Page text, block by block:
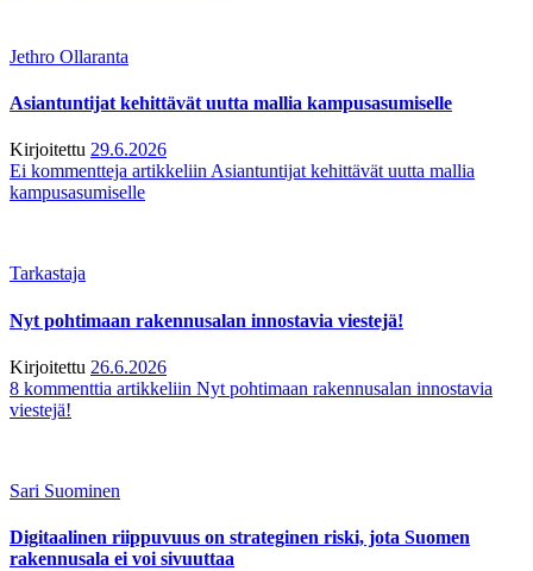
Jethro Ollaranta
Asiantuntijat kehittävät uutta mallia kampusasumiselle
Kirjoitettu 29.6.2026
Ei kommentteja artikkeliin Asiantuntijat kehittävät uutta mallia
kampusasumiselle
Tarkastaja
Nyt pohtimaan rakennusalan innostavia viestejä!
Kirjoitettu 26.6.2026
8 kommenttia artikkeliin Nyt pohtimaan rakennusalan innostavia
viestejä!
Sari Suominen
Digitaalinen riippuvuus on strateginen riski, jota Suomen
rakennusala ei voi sivuuttaa